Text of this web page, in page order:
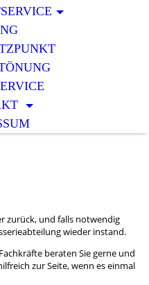
zurück, und falls notwendig
wieder instand.
beraten Sie gerne und
zur Seite, wenn es einmal